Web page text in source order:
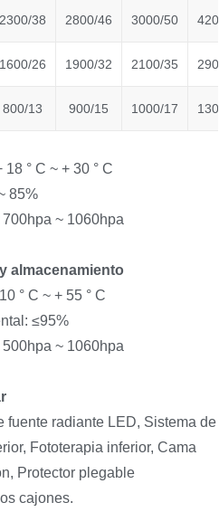
2300/38 2800/46 3000/50
1600/26 1900/32 2100/35
800/13 900/15 1000/17
° C ~ + 30 ° C
85%
~ 1060hpa
almacenamiento
° C ~ + 55 ° C
≤95%
~ 1060hpa
fuente radiante LED, Sistema de
Fototerapia inferior, Cama
Protector plegable
cajones.